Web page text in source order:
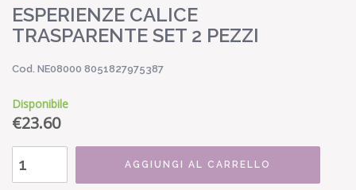
ESPERIENZE CALICE
TRASPARENTE SET 2 PEZZI
Cod. NE08000 8051827975387
Disponibile
€23.60
AGGIUNGI AL CARRELLO